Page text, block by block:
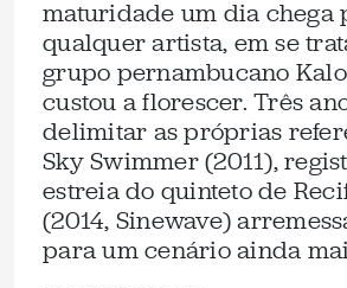
maturidade um dia chega
qualquer artista, em se
grupo pernambucano
custou a florescer. Três
delimitar as próprias
Sky Swimmer (2011),
estreia do quinteto de
(2014, Sinewave)
para um cenário ainda